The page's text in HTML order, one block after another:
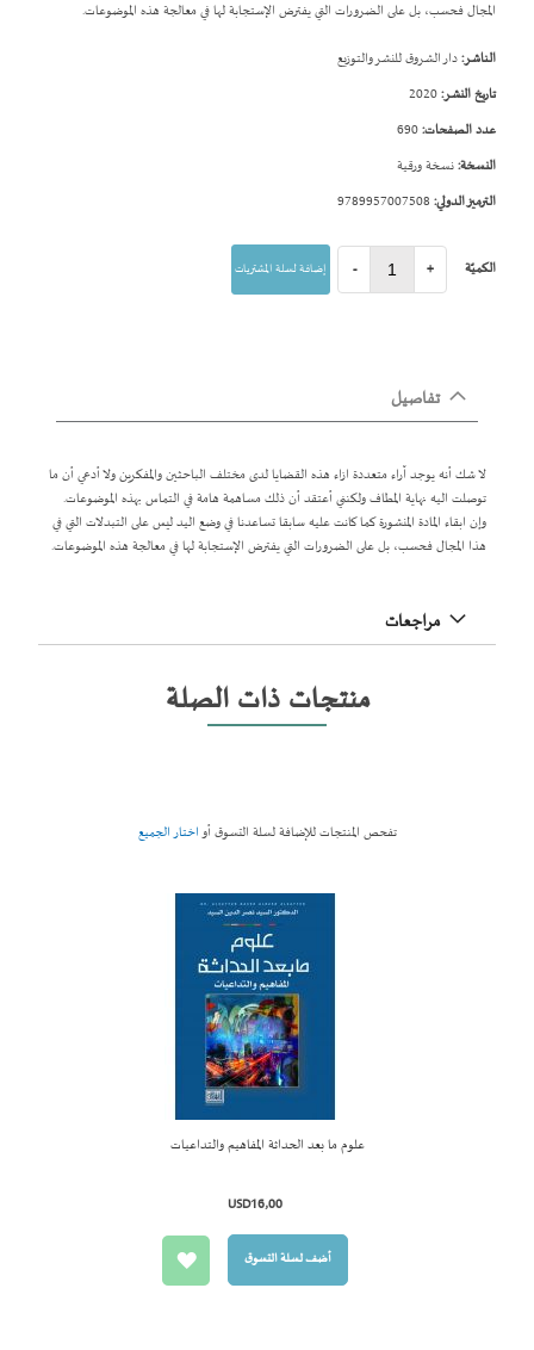
المجال فحسب، بل على الضرورات التي يفترض الإستجابة لها في معالجة هذه الموضوعات.
الناشر:دار الشروق للنشر والتوزيع
تاريخ النشر:
عدد الصفحات:
النسخة:نسخة ورقية
الترميز الدولي:
الكميّة - + إضافة لسلة المشتريات
تفاصيل
لا شك أنه يوجد آراء متعددة ازاء هذه القضايا لدى مختلف الباحثين والمفكرين ولا أدعي أن ما
توصلت اليه نهاية المطاف ولكنني أعتقد أن ذلك مساهمة هامة في التماس بهذه الموضوعات.
وإن ابقاء المادة المنشورة كما كانت عليه سابقا تساعدنا في وضع اليد ليس على التبدلات التي في
هذا المجال فحسب، بل على الضرورات التي يفترض الإستجابة لها في معالجة هذه الموضوعات.
مراجعات
منتجات ذات الصلة
تفحص المنتجات للإضافة لسلة التسوق أواختار الجميع
علوم ما بعد الحداثة المفاهيم والتداعيات
USD16٫00
أضف لسلة التسوق